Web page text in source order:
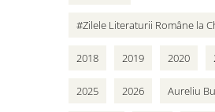
#Zilele Literaturii Române la
2018 2019 2020
2025 2026 Aureliu